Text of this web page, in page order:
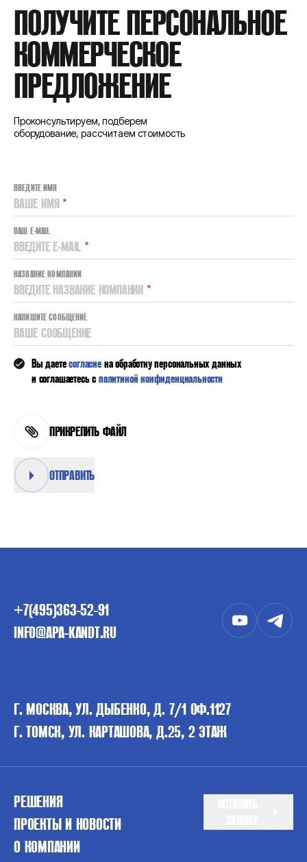
ПОЛУЧИТЕ ПЕРСОНАЛЬНОЕ
КОММЕРЧЕСКОЕ
ПРЕДЛОЖЕНИЕ
Проконсультируем, подберем
оборудование, рассчитаем стоимость
ВВЕДИТЕ ИМЯ
ВАШЕ ИМЯ *
ВАШ E-MAIL
ВВЕДИТЕ E-MAIL *
НАЗВАНИЕ КОМПАНИИ
ВВЕДИТЕ НАЗВАНИЕ КОМПАНИИ *
НАПИШИТЕ СООБЩЕНИЕ
ВАШЕ СООБЩЕНИЕ
Вы даетесогласиена обработку персональных данных
и соглашаетесь сполитикой конфиденциальности
ПРИКРЕПИТЬ ФАЙЛ
ОТПРАВИТЬ
+7(495)363-52-91
INFO@APA-KANDT.RU
Г. МОСКВА, УЛ. ДЫБЕНКО, Д. 7/1 ОФ.1127
Г. ТОМСК, УЛ. КАРТАШОВА, Д.25, 2 ЭТАЖ
РЕШЕНИЯ
ПРОЕКТЫ И НОВОСТИ
О КОМПАНИИ